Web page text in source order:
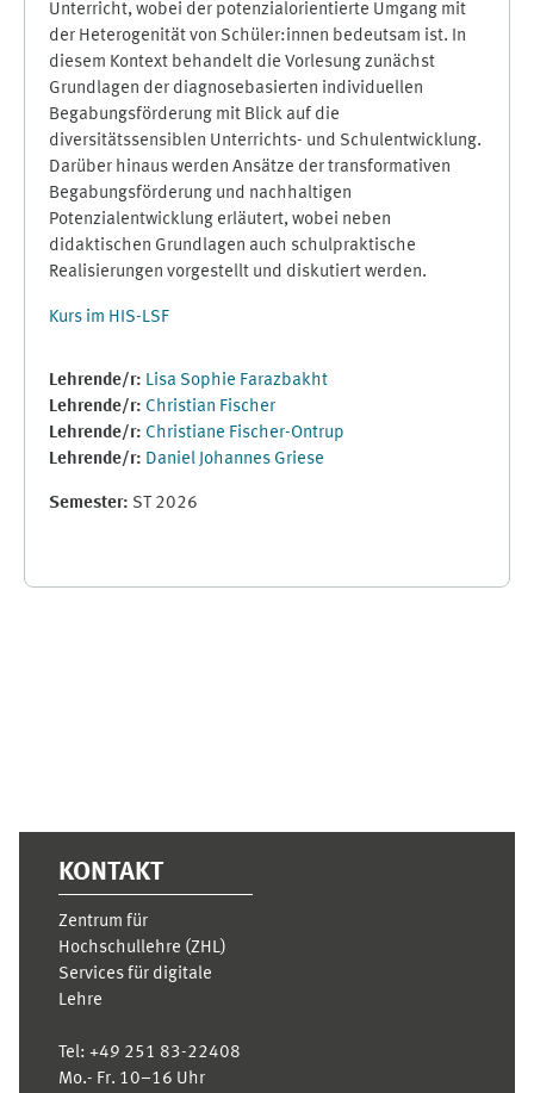
Unterricht, wobei der potenzialorientierte Umgang mit
der Heterogenität von Schüler:innen bedeutsam ist. In
diesem Kontext behandelt die Vorlesung zunächst
Grundlagen der diagnosebasierten individuellen
Begabungsförderung mit Blick auf die
diversitätssensiblen Unterrichts- und Schulentwicklung.
Darüber hinaus werden Ansätze der transformativen
Begabungsförderung und nachhaltigen
Potenzialentwicklung erläutert, wobei neben
didaktischen Grundlagen auch schulpraktische
Realisierungen vorgestellt und diskutiert werden.
Kurs im HIS-LSF
Lehrende/r: Lisa Sophie Farazbakht
Lehrende/r: Christian Fischer
Lehrende/r: Christiane Fischer-Ontrup
Lehrende/r: Daniel Johannes Griese
Semester: ST 2026
KONTAKT
Zentrum für
Hochschullehre (ZHL)
Services für digitale
Lehre
Tel: +49 251 83-22408
Mo.- Fr. 10–16 Uhr